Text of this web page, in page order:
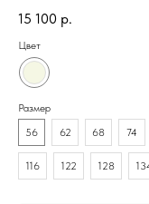
15 100 р.
Цвет
Размер
56
62 68 74
116 122 128